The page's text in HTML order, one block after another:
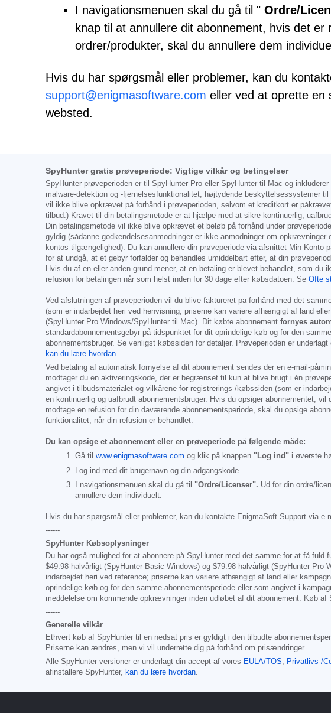
I navigationsmenuen skal du gå til " Ordre/
knap til at annullere dit abonnement, hvis det
ordrer/produkter, skal du annullere dem
Hvis du har spørgsmål eller problemer, kan du
support@enigmasoftware.com eller ved at oprette en
websted.
SpyHunter gratis prøveperiode: Vigtige vilkår og betingelser
SpyHunter-prøveperioden er til SpyHunter Pro eller SpyHunter til Mac og
malware-detektion og -fjernelsesfunktionalitet, højtydende beskyttelsessystemer
vil ikke blive opkrævet på forhånd i prøveperioden, selvom et kreditkort er
tilbud.) Kravet til din betalingsmetode er at hjælpe med at sikre kontinuerlig,
Din betalingsmetode vil ikke blive opkrævet et beløb på forhånd under
gyldig (sådanne godkendelsesanmodninger er ikke anmodninger om
kontos tilgængelighed). Du kan annullere din prøveperiode via afsnittet Min Konto
for at undgå, at et gebyr forfalder og behandles umiddelbart efter, at din
Hvis du af en eller anden grund mener, at en betaling er blevet behandlet, som
refusion for betalingen når som helst inden for 30 dage efter købsdatoen. Se Ofte
Ved afslutningen af prøveperioden vil du blive faktureret på forhånd med det
(som er indarbejdet heri ved henvisning; priserne kan variere afhængigt af land
(SpyHunter Pro Windows/SpyHunter til Mac). Dit købte abonnement fornyes
standardabonnementsgebyr på tidspunktet for dit oprindelige køb og for den
abonnementsbruger. Se venligst købssiden for detaljer. Prøveperioden er
kan du lære hvordan.
Ved betaling af automatisk fornyelse af dit abonnement sendes der en e-mail-
modtager du en aktiveringskode, der er begrænset til kun at blive brugt i én
angivet i tilbudsmaterialet og vilkårene for registrerings-/købssiden (som er
en kontinuerlig og uafbrudt abonnementsbruger. Hvis du opsiger abonnementet,
modtage en refusion for din daværende abonnementsperiode, skal du opsige
funktionalitet, når din refusion er behandlet.
Du kan opsige et abonnement eller en prøveperiode på følgende måde:
Gå til www.enigmasoftware.com og klik på knappen "Log ind" i øverste
Log ind med dit brugernavn og din adgangskode.
I navigationsmenuen skal du gå til "Ordre/Licenser". Ud for din ordre/
annullere dem individuelt.
Hvis du har spørgsmål eller problemer, kan du kontakte EnigmaSoft Support via e-
------
SpyHunter Købsoplysninger
Du har også mulighed for at abonnere på SpyHunter med det samme for at få
$49.98 halvårligt (SpyHunter Basic Windows) og $79.98 halvårligt (SpyHunter Pro
indarbejdet heri ved reference; priserne kan variere afhængigt af land eller
oprindelige køb og for den samme abonnementsperiode eller som angivet i
meddelelse om kommende opkrævninger inden udløbet af dit abonnement. Køb
------
Generelle vilkår
Ethvert køb af SpyHunter til en nedsat pris er gyldigt i den tilbudte
Priserne kan ændres, men vi vil underrette dig på forhånd om prisændringer.
Alle SpyHunter-versioner er underlagt din accept af vores EULA/TOS Privatlivs-/
afinstallere SpyHunter,
kan du lære hvordan